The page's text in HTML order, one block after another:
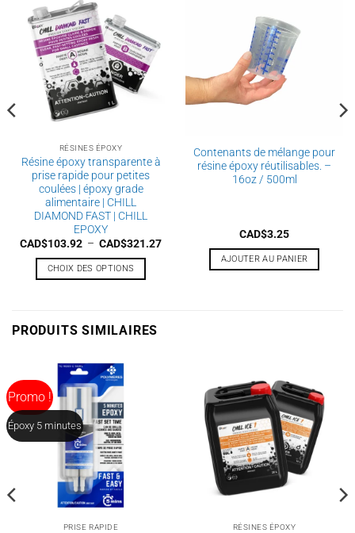
RÉSINES ÉPOXY
Résine époxy transparente à
prise rapide pour petites
coulées | époxy grade
alimentaire | CHILL
DIAMOND FAST | CHILL
EPOXY
CAD$103.92 – CAD$321.27Plage
CAD$103.92
CHOIX DES OPTIONS
plusieurs
Les
options
peuvent
être
choisies
sur
la
page
du
Contenants de mélange pour
résine époxy réutilisables. –
16oz / 500ml
CAD$3.25
AJOUTER AU PANIER
PRODUITS SIMILAIRES
Promo !
Époxy 5 minutes
PRISE RAPIDE RÉSINES ÉPOXY